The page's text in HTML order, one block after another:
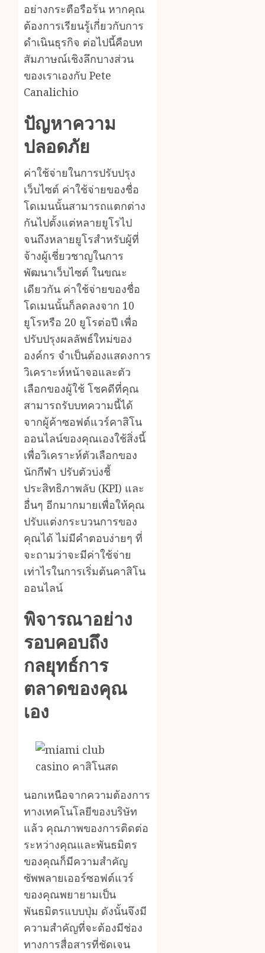
อย่างกระตือรือร้น หากคุณ
ต้องการเรียนรู้เกี่ยวกับการ
ดำเนินธุรกิจ ต่อไปนี้คือบท
สัมภาษณ์เชิงลึกบางส่วน
ของเราเองกับ Pete
Canalichio
ปัญหาความ
ปลอดภัย
ค่าใช้จ่ายในการปรับปรุง
เว็บไซต์ ค่าใช้จ่ายของชื่อ
โดเมนนั้นสามารถแตกต่าง
กันไปตั้งแต่หลายยูโรไป
จนถึงหลายยูโรสำหรับผู้ที่
จ้างผู้เชี่ยวชาญในการ
พัฒนาเว็บไซต์ ในขณะ
เดียวกัน ค่าใช้จ่ายของชื่อ
โดเมนนั้นก็ลดลงจาก 10
ยูโรหรือ 20 ยูโรต่อปี เพื่อ
ปรับปรุงผลลัพธ์ใหม่ของ
องค์กร จำเป็นต้องแสดงการ
วิเคราะห์หน้าจอและตัว
เลือกของผู้ใช้ โชคดีที่คุณ
สามารถรับบทความนี้ได้
จากผู้ค้าซอฟต์แวร์คาสิโน
ออนไลน์ของคุณเองใช้สิ่งนี้
เพื่อวิเคราะห์ตัวเลือกของ
นักกีฬา ปรับตัวบ่งชี้
ประสิทธิภาพลับ (KPI) และ
อื่นๆ อีกมากมายเพื่อให้คุณ
ปรับแต่งกระบวนการของ
คุณได้ ไม่มีคำตอบง่ายๆ ที่
จะถามว่าจะมีค่าใช้จ่าย
เท่าไรในการเริ่มต้นคาสิโน
ออนไลน์
พิจารณาอย่าง
รอบคอบถึง
กลยุทธ์การ
ตลาดของคุณ
เอง
นอกเหนือจากความต้องการ
ทางเทคโนโลยีของบริษัท
แล้ว คุณภาพของการติดต่อ
ระหว่างคุณและพันธมิตร
ของคุณก็มีความสำคัญ
ซัพพลายเออร์ซอฟต์แวร์
ของคุณพยายามเป็น
พันธมิตรแบบปุ่ม ดังนั้นจึงมี
ความสำคัญที่จะต้องมีช่อง
ทางการสื่อสารที่ชัดเจน